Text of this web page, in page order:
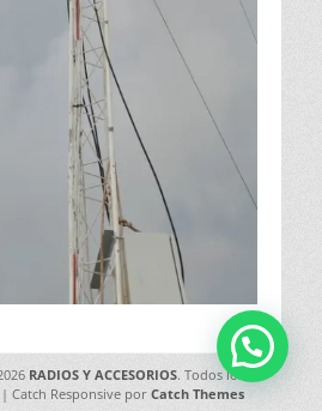
RADIOS Y ACCESORIOS. Todos los
Catch Responsive porCatch Themes